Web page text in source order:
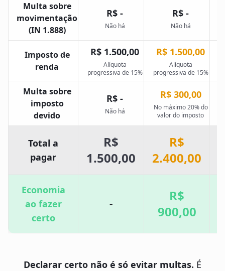
Multa sobre
movimentação
(IN 1.888)
R$ -
Não há
R$ -
Não há
Imposto de
renda
R$ 1.500,00
Alíquota
progressiva de 15%
R$ 1.500,00
Alíquota
progressiva de 15%
Multa sobre
imposto
devido
R$ -
Não há
R$ 300,00
No máximo 20% do
valor do imposto
Total a
pagar
R$
1.500,00
R$
2.400,00
Economia
ao fazer
certo
-
R$
900,00
Declarar certo não é só evitar multas. É